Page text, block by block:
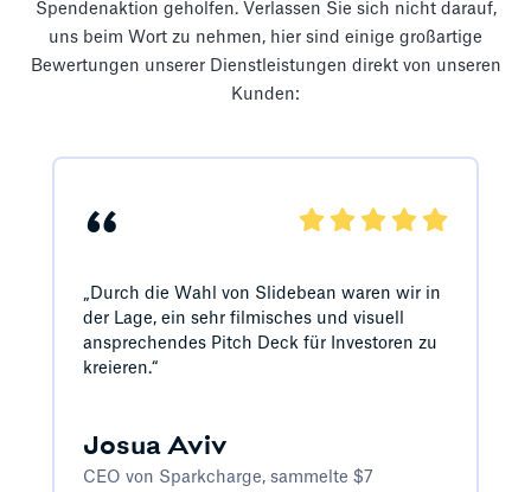
Spendenaktion geholfen. Verlassen Sie sich nicht darauf,
uns beim Wort zu nehmen, hier sind einige großartige
Bewertungen unserer Dienstleistungen direkt von unseren
Kunden:
“
„Durch die Wahl von Slidebean waren wir in
der Lage, ein sehr filmisches und visuell
ansprechendes Pitch Deck für Investoren zu
kreieren.“
Josua Aviv
CEO von Sparkcharge, sammelte $7